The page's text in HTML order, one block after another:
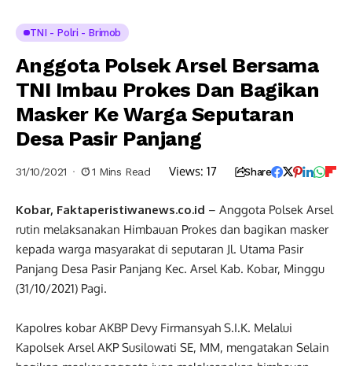
TNI - Polri - Brimob
Anggota Polsek Arsel Bersama
TNI Imbau Prokes Dan Bagikan
Masker Ke Warga Seputaran
Desa Pasir Panjang
31/10/2021 1 Mins Read Views: 17 Share
Kobar, Faktaperistiwanews.co.id – Anggota Polsek Arsel
rutin melaksanakan Himbauan Prokes dan bagikan masker
kepada warga masyarakat di seputaran Jl. Utama Pasir
Panjang Desa Pasir Panjang Kec. Arsel Kab. Kobar, Minggu
(31/10/2021) Pagi.
Kapolres kobar AKBP Devy Firmansyah S.I.K. Melalui
Kapolsek Arsel AKP Susilowati SE, MM, mengatakan Selain